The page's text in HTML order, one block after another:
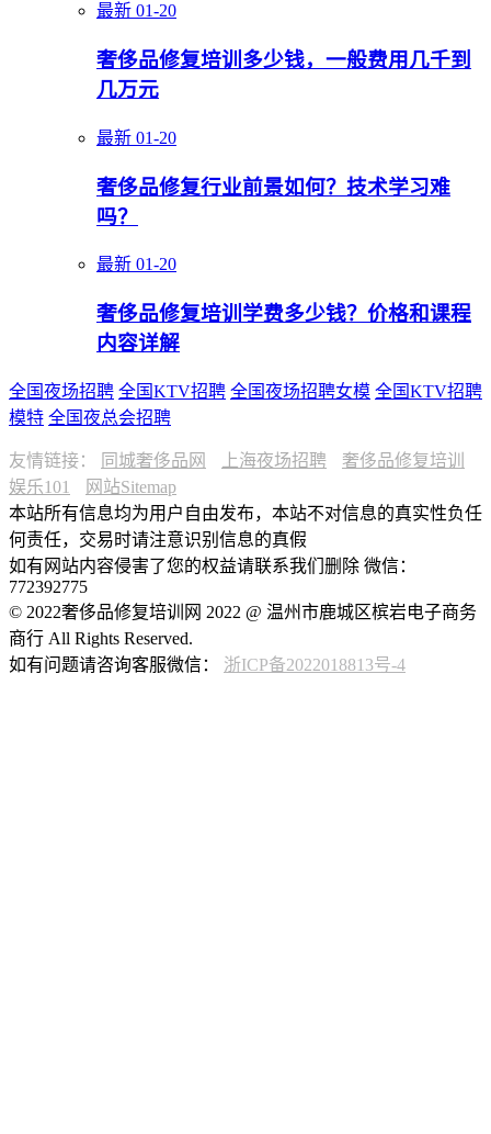
最新 01-20
奢侈品修复培训多少钱，一般费用几千到
几万元
最新 01-20
奢侈品修复行业前景如何？技术学习难
吗？
最新 01-20
奢侈品修复培训学费多少钱？价格和课程
内容详解
全国夜场招聘 全国KTV招聘 全国夜场招聘女模 全国KTV招聘
模特 全国夜总会招聘
友情链接： 同城奢侈品网 上海夜场招聘
奢侈品修复培训
娱乐101
网站Sitemap
本站所有信息均为用户自由发布，本站不对信息的真实性负任
何责任，交易时请注意识别信息的真假
如有网站内容侵害了您的权益请联系我们删除 微信：
772392775
© 2022奢侈品修复培训网 2022 @ 温州市鹿城区槟岩电子商务
商行 All Rights Reserved.
如有问题请咨询客服微信： 浙ICP备2022018813号-4